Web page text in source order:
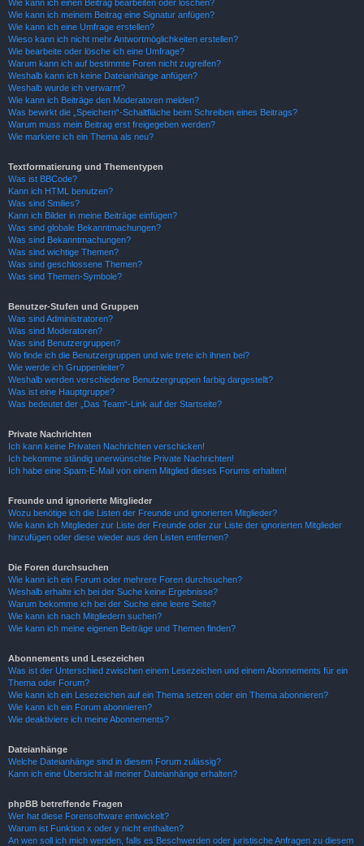
Wie kann ich einen Beitrag bearbeiten oder löschen?
Wie kann ich meinem Beitrag eine Signatur anfügen?
Wie kann ich eine Umfrage erstellen?
Wieso kann ich nicht mehr Antwortmöglichkeiten erstellen?
Wie bearbeite oder lösche ich eine Umfrage?
Warum kann ich auf bestimmte Foren nicht zugreifen?
Weshalb kann ich keine Dateianhänge anfügen?
Weshalb wurde ich verwarnt?
Wie kann ich Beiträge den Moderatoren melden?
Was bewirkt die „Speichern“-Schaltfläche beim Schreiben eines Beitrags?
Warum muss mein Beitrag erst freigegeben werden?
Wie markiere ich ein Thema als neu?
Textformatierung und Thementypen
Was ist BBCode?
Kann ich HTML benutzen?
Was sind Smilies?
Kann ich Bilder in meine Beiträge einfügen?
Was sind globale Bekanntmachungen?
Was sind Bekanntmachungen?
Was sind wichtige Themen?
Was sind geschlossene Themen?
Was sind Themen-Symbole?
Benutzer-Stufen und Gruppen
Was sind Administratoren?
Was sind Moderatoren?
Was sind Benutzergruppen?
Wo finde ich die Benutzergruppen und wie trete ich ihnen bei?
Wie werde ich Gruppenleiter?
Weshalb werden verschiedene Benutzergruppen farbig dargestellt?
Was ist eine Hauptgruppe?
Was bedeutet der „Das Team“-Link auf der Startseite?
Private Nachrichten
Ich kann keine Privaten Nachrichten verschicken!
Ich bekomme ständig unerwünschte Private Nachrichten!
Ich habe eine Spam-E-Mail von einem Mitglied dieses Forums erhalten!
Freunde und ignorierte Mitglieder
Wozu benötige ich die Listen der Freunde und ignorierten Mitglieder?
Wie kann ich Mitglieder zur Liste der Freunde oder zur Liste der ignorierten Mitglieder
hinzufügen oder diese wieder aus den Listen entfernen?
Die Foren durchsuchen
Wie kann ich ein Forum oder mehrere Foren durchsuchen?
Weshalb erhalte ich bei der Suche keine Ergebnisse?
Warum bekomme ich bei der Suche eine leere Seite?
Wie kann ich nach Mitgliedern suchen?
Wie kann ich meine eigenen Beiträge und Themen finden?
Abonnements und Lesezeichen
Was ist der Unterschied zwischen einem Lesezeichen und einem Abonnements für ein
Thema oder Forum?
Wie kann ich ein Lesezeichen auf ein Thema setzen oder ein Thema abonnieren?
Wie kann ich ein Forum abonnieren?
Wie deaktiviere ich meine Abonnements?
Dateianhänge
Welche Dateianhänge sind in diesem Forum zulässig?
Kann ich eine Übersicht all meiner Dateianhänge erhalten?
phpBB betreffende Fragen
Wer hat diese Forensoftware entwickelt?
Warum ist Funktion x oder y nicht enthalten?
An wen soll ich mich wenden, falls es Beschwerden oder juristische Anfragen zu diesem